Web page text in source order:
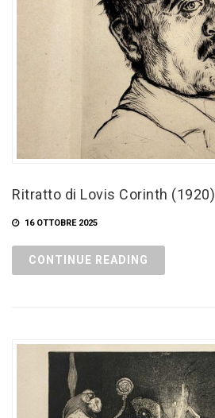
Ritratto di Lovis Corinth (1920)
16 OTTOBRE 2025
CONTINUE READING